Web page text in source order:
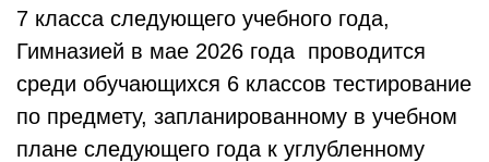
7 класса следующего учебного года,
Гимназией в мае 2026 года проводится
среди обучающихся 6 классов тестирование
по предмету, запланированному в учебном
плане следующего года к углубленному